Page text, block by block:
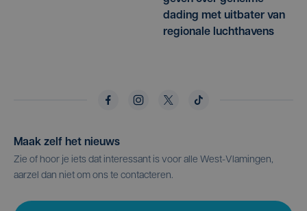
dading met uitbater van
regionale luchthavens
Maak zelf het nieuws
Zie of hoor je iets dat interessant is voor alle West-Vlamingen,
aarzel dan niet om ons te contacteren.